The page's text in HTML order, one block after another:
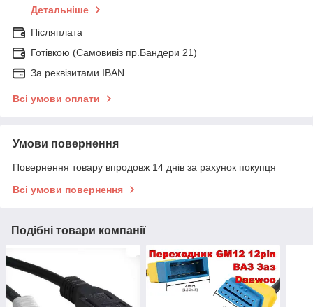
Детальніше
Післяплата
Готівкою (Самовивіз пр.Бандери 21)
За реквізитами IBAN
Всі умови оплати
Умови повернення
Повернення товару впродовж 14 днів за рахунок покупця
Всі умови повернення
Подібні товари компанії